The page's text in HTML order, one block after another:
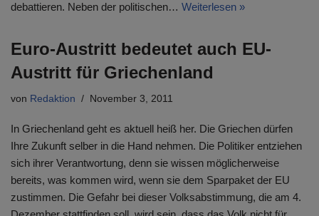
debattieren. Neben der politischen… Weiterlesen »
Euro-Austritt bedeutet auch EU-
Austritt für Griechenland
von Redaktion November 3, 2011
In Griechenland geht es aktuell heiß her. Die Griechen dürfen
Ihre Zukunft selber in die Hand nehmen. Die Politiker entziehen
sich ihrer Verantwortung, denn sie wissen möglicherweise
bereits, was kommen wird, wenn sie dem Sparpaket der EU
zustimmen. Die Gefahr bei dieser Volksabstimmung, die am 4.